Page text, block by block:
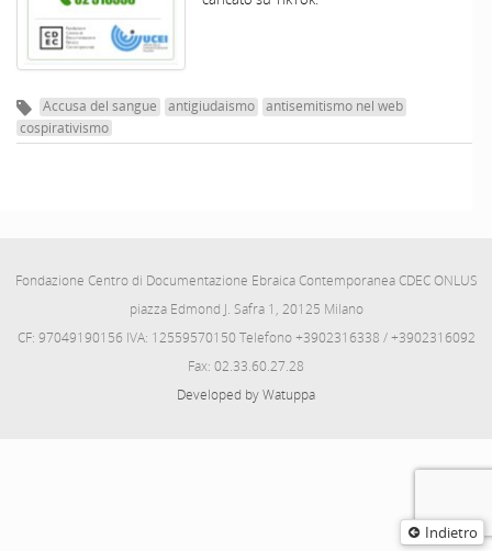
Indietro
Accusa del sangue antigiudaismo
antisemitismo nel web
cospirativismo
Fondazione Centro di Documentazione Ebraica Contemporanea CDEC ONLUS
piazza Edmond J. Safra 1, 20125 Milano
CF: 97049190156 IVA: 12559570150 Telefono +3902316338 / +3902316092
Fax: 02.33.60.27.28
Developed by Watuppa